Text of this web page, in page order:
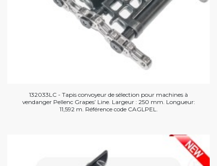
132033LC - Tapis convoyeur de sélection pour machines à
vendanger Pellenc Grapes’ Line. Largeur : 250 mm. Longueur:
11,592 m. Référence code CAGLPEL.